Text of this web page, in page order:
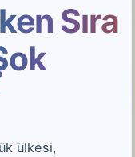
Sıra
ülkesi,